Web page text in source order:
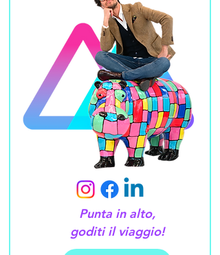
Punta in alto,
goditi il viaggio!